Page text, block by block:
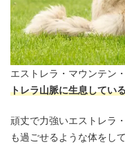
エストレラ・マウンテン
トレラ山脈に生息してい
頑丈で力強いエストレラ
も過ごせるような体をして